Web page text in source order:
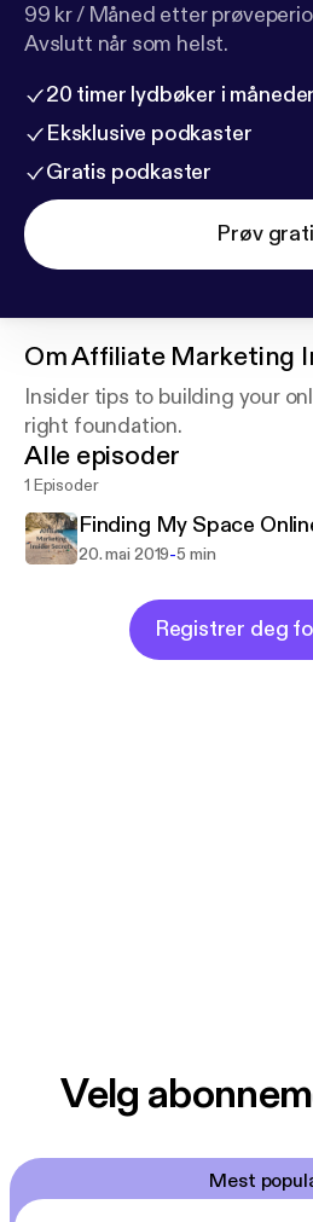
99 kr / Måned etter
Avslutt når som helst.
20 timer lydbøker i
Eksklusive podkaster
Gratis podkaster
Prøv
OmAffiliate Marketing
Insider tips to building your
right foundation.
Alle episoder
1 Episoder
Finding My Space
20. mai 2019-5 min
Registrer deg
Velg
Mest